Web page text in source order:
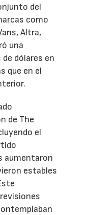
del
como
Altra,
una
dólares en
que en el
de The
el
aumentaron
estables